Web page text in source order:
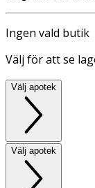
Ingen vald butik
Välj för att se
Välj apotek
Välj apotek